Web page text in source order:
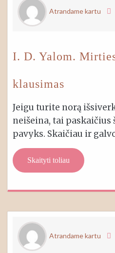
Atrandame kartu
I. D. Yalom.
klausimas
Jeigu turite norą
neišeina, tai paskaičius
pavyks. Skaičiau ir
Skaityti toliau
Atrandame kartu